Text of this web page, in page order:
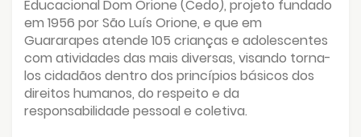
Educacional Dom Orione (Cedo), projeto fundado
em 1956 por São Luís Orione, e que em
Guararapes atende 105 crianças e adolescentes
com atividades das mais diversas, visando torna-
los cidadãos dentro dos princípios básicos dos
direitos humanos, do respeito e da
responsabilidade pessoal e coletiva.